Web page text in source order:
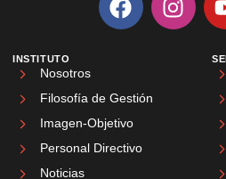
INSTITUTO
Nosotros
Filosofía de Gestión
Imagen-Objetivo
Personal Directivo
Noticias